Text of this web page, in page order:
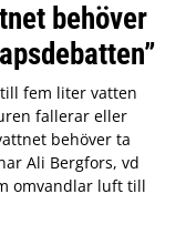
behöver
fem liter vatten
fallerar eller
behöver ta
Ali Bergfors, vd
omvandlar luft till